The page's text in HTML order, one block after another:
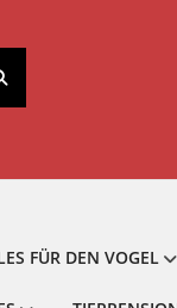
FÜR DEN VOGEL